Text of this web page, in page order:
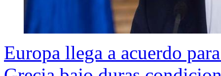
Europa llega a acuerdo